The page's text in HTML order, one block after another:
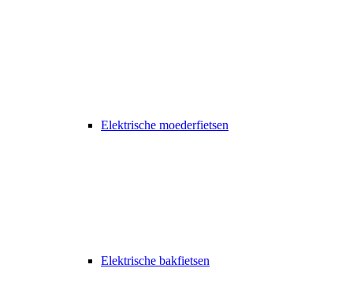
Elektrische moederfietsen
Elektrische bakfietsen